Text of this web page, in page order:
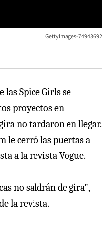
GettyImages-74943692
las Spice Girls se
proyectos en
no tardaron en llegar.
le cerró las puertas a
a la revista Vogue.
no saldrán de gira",
la revista.